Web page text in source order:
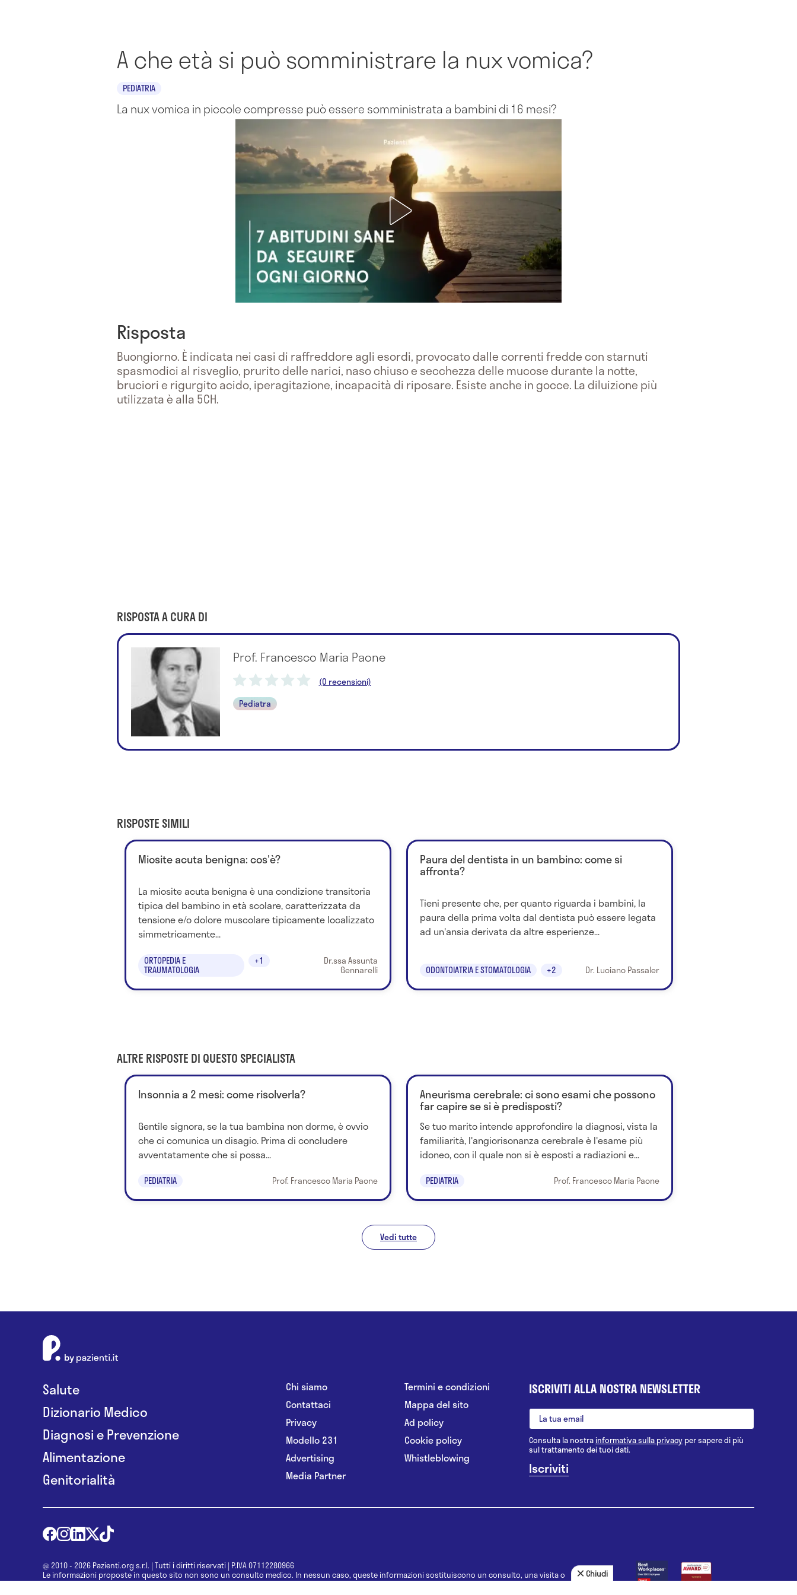
A che età si può somministrare la nux vomica?
PEDIATRIA
La nux vomica in piccole compresse può essere somministrata a bambini di 16 mesi?
Risposta
Buongiorno. È indicata nei casi di raffreddore agli esordi, provocato dalle correnti fredde con starnuti
spasmodici al risveglio, prurito delle narici, naso chiuso e secchezza delle mucose durante la notte,
bruciori e rigurgito acido, iperagitazione, incapacità di riposare. Esiste anche in gocce. La diluizione più
utilizzata è alla 5CH.
RISPOSTA A CURA DI
Prof. Francesco Maria Paone
(0 recensioni)
Pediatra
RISPOSTE SIMILI
Miosite acuta benigna: cos'è?
La miosite acuta benigna è una condizione transitoria
tipica del bambino in età scolare, caratterizzata da
tensione e/o dolore muscolare tipicamente localizzato
simmetricamente...
ORTOPEDIA E
TRAUMATOLOGIA
+1 Dr.ssa Assunta
Gennarelli
Paura del dentista in un bambino: come si
affronta?
Tieni presente che, per quanto riguarda i bambini, la
paura della prima volta dal dentista può essere legata
ad un'ansia derivata da altre esperienze...
ODONTOIATRIA E STOMATOLOGIA +2 Dr. Luciano Passaler
ALTRE RISPOSTE DI QUESTO SPECIALISTA
Insonnia a 2 mesi: come risolverla?
Gentile signora, se la tua bambina non dorme, è ovvio
che ci comunica un disagio. Prima di concludere
avventatamente che si possa...
PEDIATRIA Prof. Francesco Maria Paone
Aneurisma cerebrale: ci sono esami che possono
far capire se si è predisposti?
Se tuo marito intende approfondire la diagnosi, vista la
familiarità, l'angiorisonanza cerebrale è l'esame più
idoneo, con il quale non si è esposti a radiazioni e...
PEDIATRIA Prof. Francesco Maria Paone
Vedi tutte
Salute
Dizionario Medico
Diagnosi e Prevenzione
Alimentazione
Genitorialità
Chi siamo
Contattaci
Privacy
Modello 231
Advertising
Media Partner
Termini e condizioni
Mappa del sito
Ad policy
Cookie policy
Whistleblowing
ISCRIVITI ALLA NOSTRA NEWSLETTER
Consulta la nostrainformativa sulla privacy per sapere di più
sul trattamento dei tuoi dati.
@ 2010 - 2026 Pazienti.org s.r.l. | Tutti i diritti riservati | P.IVA 07112280966
Le informazioni proposte in questo sito non sono un consulto medico. In nessun caso, queste informazioni sostituiscono un consulto, una visita o
una diagnosi formulata dal medico. Non si devono considerare le informazioni disponibili come suggerimenti per la formulazione di una diagnosi, la
Chiudi